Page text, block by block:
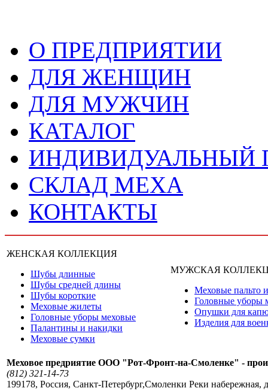
О ПРЕДПРИЯТИИ
ДЛЯ ЖЕНЩИН
ДЛЯ МУЖЧИН
КАТАЛОГ
ИНДИВИДУАЛЬНЫЙ
СКЛАД МЕХА
КОНТАКТЫ
ЖЕНСКАЯ КОЛЛЕКЦИЯ
Шубы длинные
Шубы средней длины
Шубы короткие
Меховые жилеты
Головные уборы меховые
Палантины и накидки
Меховые сумки
МУЖСКАЯ
Меховые пальто
Головные уборы
Опушки для
Изделия для
Меховое предриятие ООО "Рот-Фронт-на-Смоленке" -
(812) 321-14-73
199178, Россия, Санкт-Петербург,Смоленки Реки набережная,